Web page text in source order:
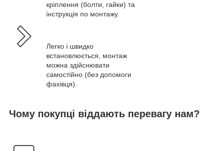
кріплення (болти, гайки) та
інструкція по монтажу.
Легко і швидко
встановлюється, монтаж
можна здійснювати
самостійно (без допомоги
фахівця).
Чому покупці віддають перевагу нам?